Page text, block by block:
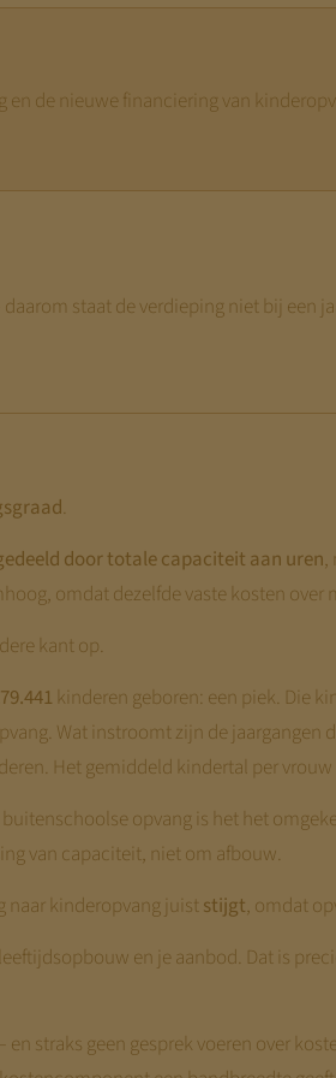
de nieuwe financiering van
staat de verdieping niet bij een
.
door totale capaciteit aan uren,
omdat dezelfde vaste kosten over
kant op.
kinderen geboren: een piek. Die
Wat instroomt zijn de jaargangen
Het gemiddeld kindertal per
opvang is het het
van capaciteit, niet om afbouw.
naar kinderopvang juiststijgt, omdat
en je aanbod. Dat is
straks geen gesprek voeren over